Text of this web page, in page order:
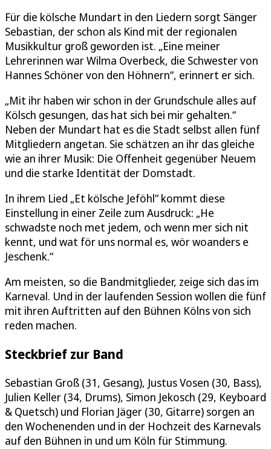
Für die kölsche Mundart in den Liedern sorgt Sänger
Sebastian, der schon als Kind mit der regionalen
Musikkultur groß geworden ist. „Eine meiner
Lehrerinnen war Wilma Overbeck, die Schwester von
Hannes Schöner von den Höhnern“, erinnert er sich.
„Mit ihr haben wir schon in der Grundschule alles auf
Kölsch gesungen, das hat sich bei mir gehalten.“
Neben der Mundart hat es die Stadt selbst allen fünf
Mitgliedern angetan. Sie schätzen an ihr das gleiche
wie an ihrer Musik: Die Offenheit gegenüber Neuem
und die starke Identität der Domstadt.
In ihrem Lied „Et kölsche Jeföhl“ kommt diese
Einstellung in einer Zeile zum Ausdruck: „He
schwadste noch met jedem, och wenn mer sich nit
kennt, und wat för uns normal es, wör woanders e
Jeschenk.“
Am meisten, so die Bandmitglieder, zeige sich das im
Karneval. Und in der laufenden Session wollen die fünf
mit ihren Auftritten auf den Bühnen Kölns von sich
reden machen.
Steckbrief zur Band
Sebastian Groß (31, Gesang), Justus Vosen (30, Bass),
Julien Keller (34, Drums), Simon Jekosch (29, Keyboard
& Quetsch) und Florian Jäger (30, Gitarre) sorgen an
den Wochenenden und in der Hochzeit des Karnevals
auf den Bühnen in und um Köln für Stimmung.